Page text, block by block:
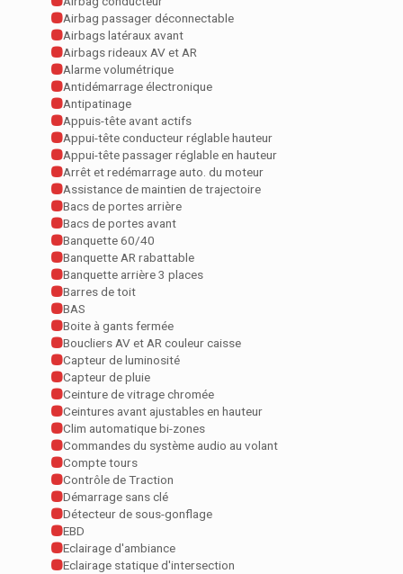
Airbag passager déconnectable
Airbags latéraux avant
Airbags rideaux AV et AR
Alarme volumétrique
Antidémarrage électronique
Antipatinage
Appuis-tête avant actifs
Appui-tête conducteur réglable hauteur
Appui-tête passager réglable en hauteur
Arrêt et redémarrage auto. du moteur
Assistance de maintien de trajectoire
Bacs de portes arrière
Bacs de portes avant
Banquette 60/40
Banquette AR rabattable
Banquette arrière 3 places
Barres de toit
BAS
Boite à gants fermée
Boucliers AV et AR couleur caisse
Capteur de luminosité
Capteur de pluie
Ceinture de vitrage chromée
Ceintures avant ajustables en hauteur
Clim automatique bi-zones
Commandes du système audio au volant
Compte tours
Contrôle de Traction
Démarrage sans clé
Détecteur de sous-gonflage
EBD
Eclairage d'ambiance
Eclairage statique d'intersection